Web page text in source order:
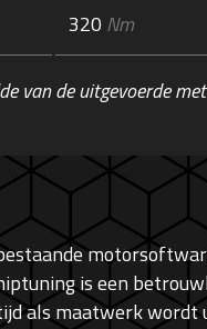
320 Nm
van de uitgevoerde
is een
als maatwerk wordt